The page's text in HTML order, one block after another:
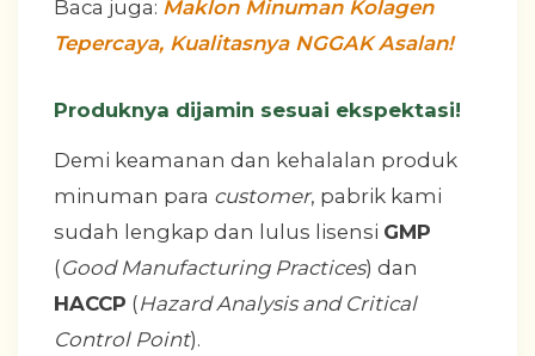
Baca juga: Maklon Minuman Kolagen
Tepercaya, Kualitasnya NGGAK Asalan!
Produknya dijamin sesuai ekspektasi!
Demi keamanan dan kehalalan produk
minuman para customer, pabrik kami
sudah lengkap dan lulus lisensi GMP
(Good Manufacturing Practices) dan
HACCP (Hazard Analysis and Critical
Control Point).